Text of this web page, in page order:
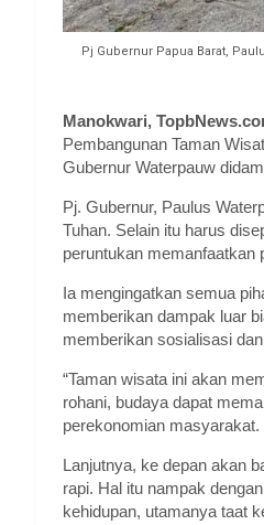
Pj Gubernur Papua Barat,
Manokwari,
Pembangunan Taman
Gubernur Waterpauw
Pj. Gubernur, Paulus
Tuhan. Selain itu harus
peruntukan memanfaatkan
Ia mengingatkan semua
memberikan dampak luar
memberikan sosialisasi
“Taman wisata ini akan
rohani, budaya dapat
perekonomian
Lanjutnya, ke depan akan
rapi. Hal itu nampak
kehidupan, utamanya taat